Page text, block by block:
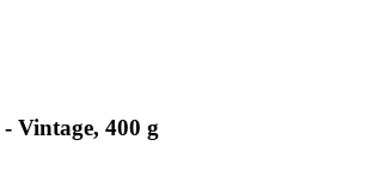
Vintage, 400 g